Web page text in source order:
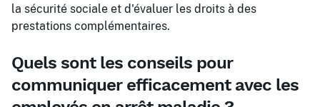
la sécurité sociale et d'évaluer les droits à des
prestations complémentaires.
Quels sont les conseils pour
communiquer efficacement avec les